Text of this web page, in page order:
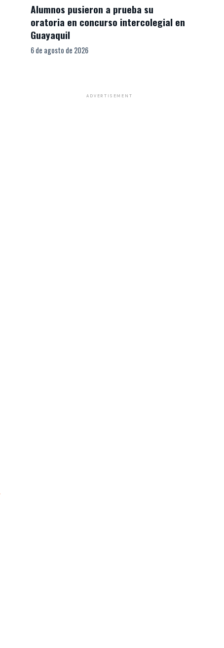
Alumnos pusieron a prueba su
oratoria en concurso intercolegial en
Guayaquil
6 de agosto de 2026
ADVERTISEMENT